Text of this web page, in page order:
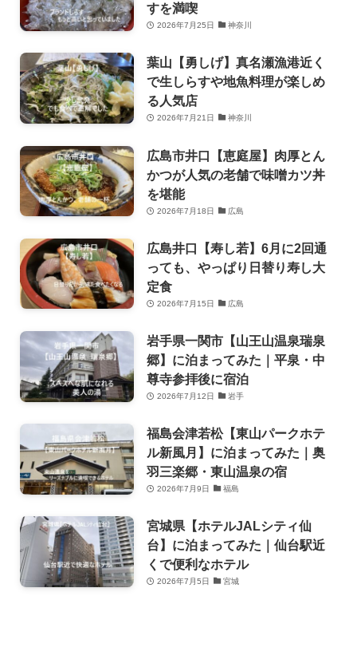
すを満喫
2026年7月25日 神奈川
葉山【勇しげ】真名瀬漁港近く
で生しらすや地魚料理が楽しめ
る人気店
2026年7月21日 神奈川
広島市井口【恵庭屋】肉厚とん
かつが人気の老舗で味噌カツ丼
を堪能
2026年7月18日 広島
広島井口【寿し若】6月に2回通
っても、やっぱり日替り寿し大
定食
2026年7月15日 広島
岩手県一関市【山王山温泉瑞泉
郷】に泊まってみた｜平泉・中
尊寺参拝後に宿泊
2026年7月12日 岩手
福島会津若松【東山パークホテ
ル新風月】に泊まってみた｜奥
羽三楽郷・東山温泉の宿
2026年7月9日 福島
宮城県【ホテルJALシティ仙
台】に泊まってみた｜仙台駅近
くで便利なホテル
2026年7月5日 宮城